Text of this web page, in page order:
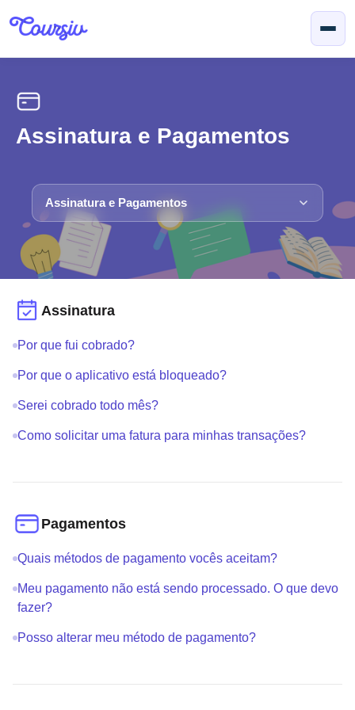
Assinatura e Pagamentos
Assinatura e Pagamentos
Assinatura
Por que fui cobrado?
Por que o aplicativo está bloqueado?
Serei cobrado todo mês?
Como solicitar uma fatura para minhas transações?
Pagamentos
Quais métodos de pagamento vocês aceitam?
Meu pagamento não está sendo processado. O que devo
fazer?
Posso alterar meu método de pagamento?